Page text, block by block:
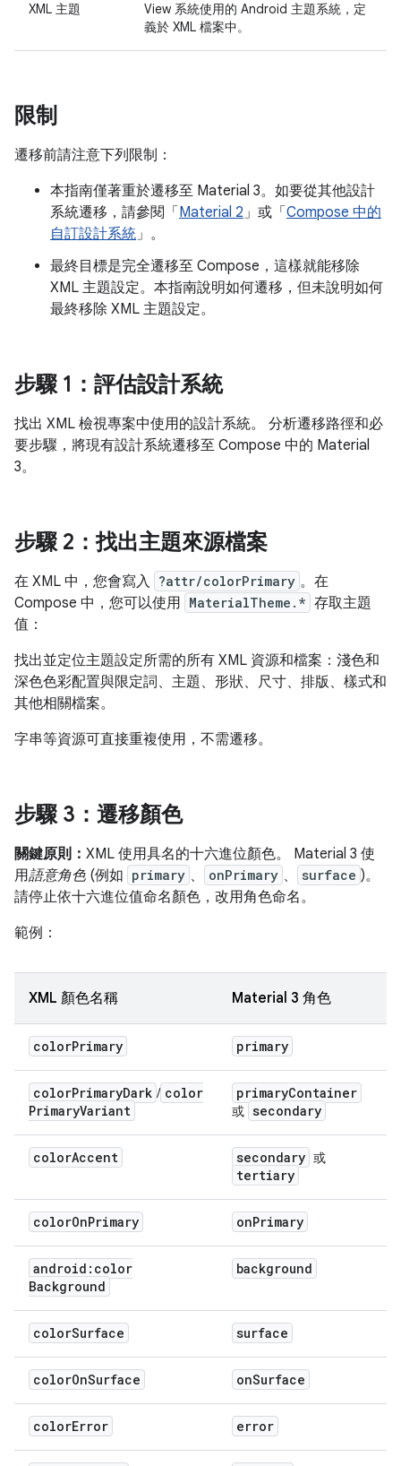
XML 主題
View 系統使用的 Android 主題系統，定
義於 XML 檔案中。
限制
遷移前請注意下列限制：
本指南僅著重於遷移至 Material 3。如要從其他設計
系統遷移，請參閱「 Material 2」或「 Compose 中的
自訂設計系統」。
最終目標是完全遷移至 Compose，這樣就能移除
XML 主題設定。本指南說明如何遷移，但未說明如何
最終移除 XML 主題設定。
步驟 1：評估設計系統
找出 XML 檢視專案中使用的設計系統。 分析遷移路徑和必
要步驟，將現有設計系統遷移至 Compose 中的 Material
3。
步驟 2：找出主題來源檔案
在 XML 中，您會寫入 ?attr/colorPrimary 。在
Compose 中，您可以使用 MaterialTheme.* 存取主題
值：
找出並定位主題設定所需的所有 XML 資源和檔案：淺色和
深色色彩配置與限定詞、主題、形狀、尺寸、排版、樣式和
其他相關檔案。
字串等資源可直接重複使用，不需遷移。
步驟 3：遷移顏色
關鍵原則： XML 使用具名的十六進位顏色。 Material 3 使
用語意角色 (例如 primary 、 onPrimary 、 surface )。
請停止依十六進位值命名顏色，改用角色命名。
範例：
XML 顏色名稱 Material 3 角色
colorPrimary primary
colorPrimaryDark / color
PrimaryVariant
primaryContainer
或 secondary
colorAccent secondary 或
tertiary
colorOnPrimary onPrimary
android:color
Background
background
colorSurface surface
colorOnSurface onSurface
colorError error